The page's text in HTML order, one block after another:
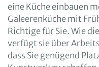
eine Küche einbauen
Galeerenküche mit
Richtige für Sie. Wie
verfügt sie über
dass Sie genügend